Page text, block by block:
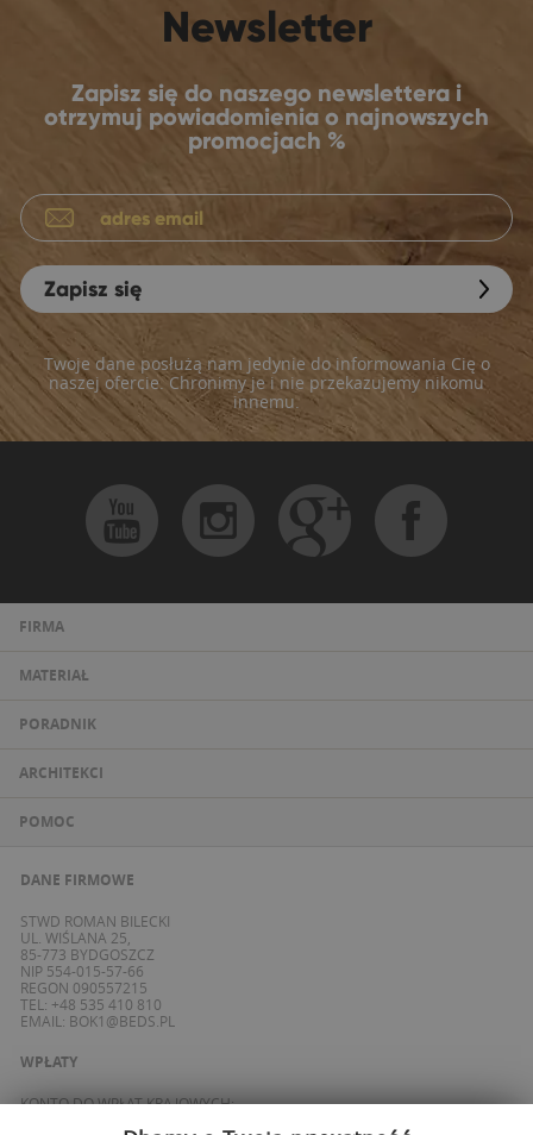
Newsletter
Zapisz się do naszego newslettera i
otrzymuj powiadomienia o najnowszych
promocjach %
Zapisz się
Twoje dane posłużą nam jedynie do informowania Cię o
naszej ofercie. Chronimy je i nie przekazujemy nikomu
innemu.
FIRMA
MATERIAŁ
PORADNIK
ARCHITEKCI
POMOC
DANE FIRMOWE
STWD ROMAN BILECKI
UL. WIŚLANA 25,
85-773 BYDGOSZCZ
NIP 554-015-57-66
REGON 090557215
TEL: +48 535 410 810
EMAIL: BOK1@BEDS.PL
WPŁATY
KONTO DO WPŁAT KRAJOWYCH: